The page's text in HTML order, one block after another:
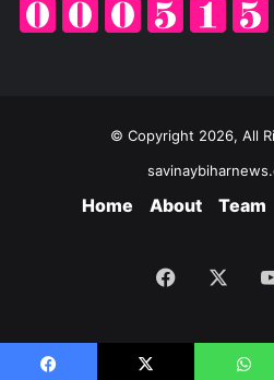
© Copyright 2026, All
Home About Team
Facebook